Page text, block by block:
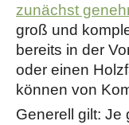
zunächst
groß und
bereits in der
oder einen
können von
Generell gilt: Je